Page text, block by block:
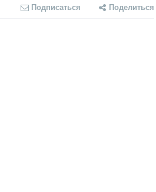
Подписаться Поделиться